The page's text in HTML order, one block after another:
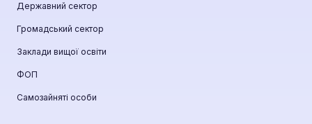
Державний сектор
Громадський сектор
Заклади вищої освіти
ФОП
Самозайняті особи